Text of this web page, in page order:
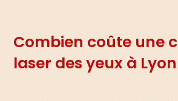
Combien coûte une
laser des yeux à